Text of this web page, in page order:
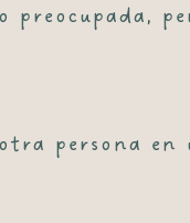
preocupada,
persona